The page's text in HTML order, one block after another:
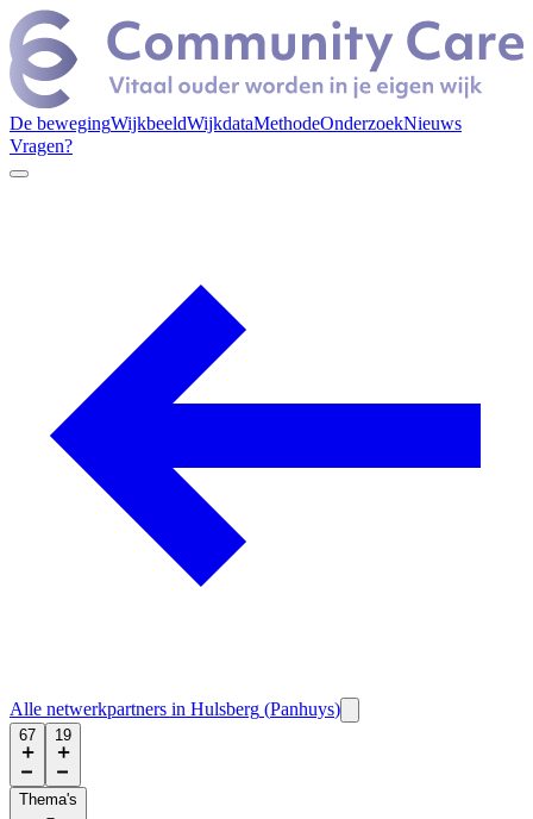
De bewegingWijkbeeldWijkdataMethodeOnderzoekNieuws
Vragen?
Alle netwerkpartners in Hulsberg (Panhuys)
67 19
Thema's